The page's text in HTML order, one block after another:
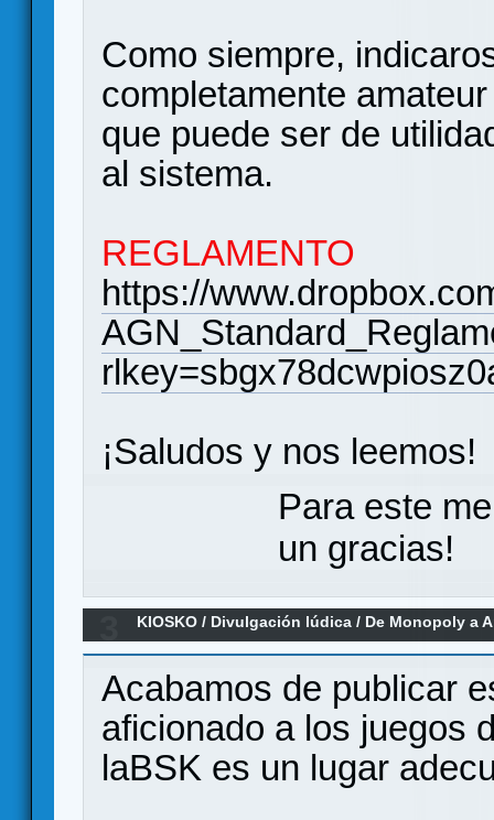
Como siempre,
completamente
que puede ser de
al sistema.
REGLAMENTO
https://
¡Saludos y nos leemos!
Para este
un gracias!
KIOSKO / Divulgación lúdica / De Monopoly a
Acabamos de publicar
aficionado a los juegos
laBSK es un lugar